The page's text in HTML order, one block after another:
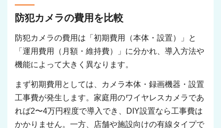
防犯カメラの費用を比較
防犯カメラの費用は「初期費用（本体・設置）」と
「運用費用（月額・維持費）」に分かれ、導入方法や
機能によって大きく異なります。
まず初期費用としては、カメラ本体・録画機器・設置
工事費が発生します。家庭用のワイヤレスカメラであ
れば2〜4万円程度で導入でき、DIY設置なら工事費は
かかりません。一方、店舗や施設向けの有線タイプで